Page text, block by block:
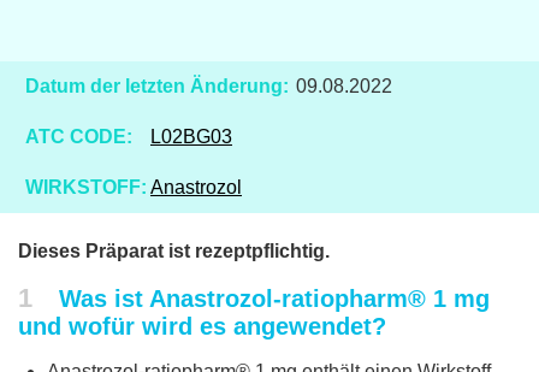
Datum der letzten Änderung: 09.08.2022
ATC CODE: L02BG03
WIRKSTOFF: Anastrozol
Dieses Präparat ist rezeptpflichtig.
1
Was ist Anastrozol-ratiopharm® 1 mg
und wofür wird es angewendet?